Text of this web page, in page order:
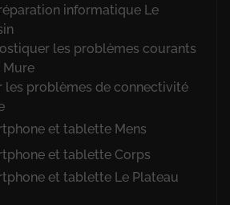
informatique Le
les problèmes courants
Mure
les problèmes de connectivité
et tablette Mens
et tablette Corps
et tablette Le Plateau